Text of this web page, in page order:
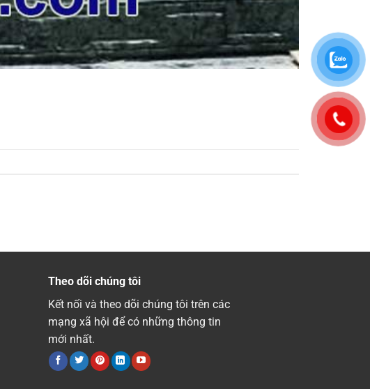
Theo dõi chúng tôi
Kết nối và theo dõi chúng tôi trên các
mạng xã hội để có những thông tin
mới nhất.